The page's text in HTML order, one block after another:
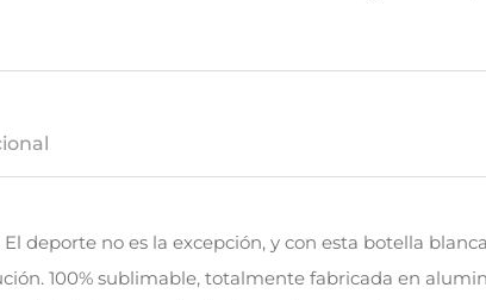
deporte no es la excepción, y con esta botella
100% sublimable, totalmente fabricada en